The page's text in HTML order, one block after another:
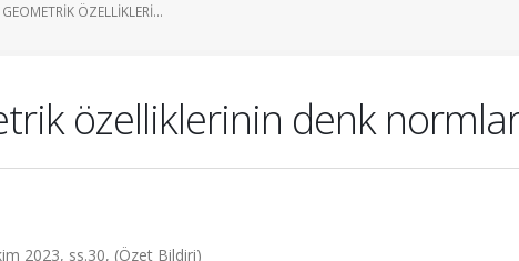
ÖZELLIKLERI...
özelliklerinin denk
2023, ss.30, (Özet Bildiri)